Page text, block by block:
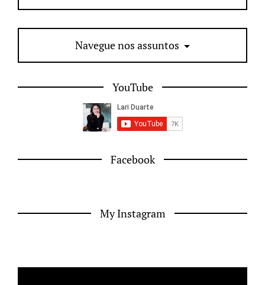
Navegue nos assuntos
YouTube
Facebook
My Instagram